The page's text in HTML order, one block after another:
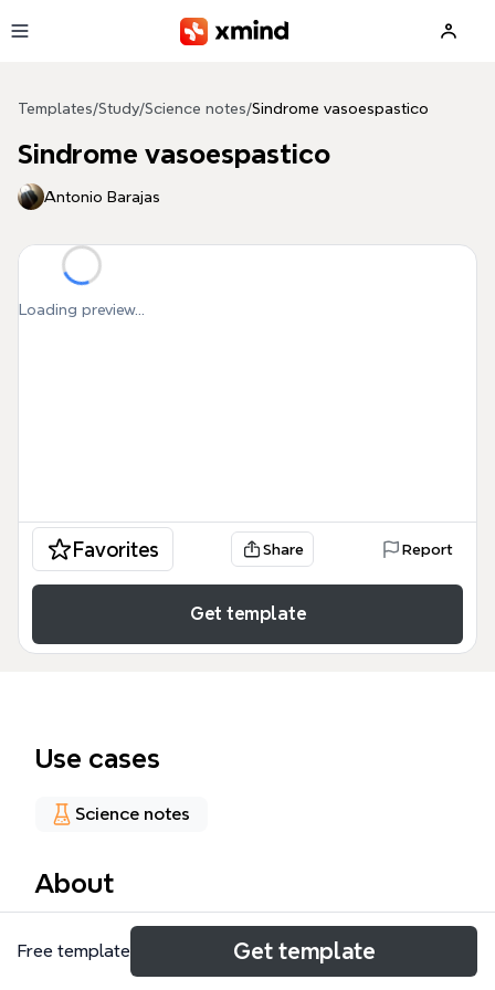
Templates/Study/Science notes/Sindrome vasoespastico
Sindrome vasoespastico
Antonio Barajas
Loading preview...
Favorites Share Report
Get template
Use cases
Science notes
About
El síndrome vasoespástico es una condición
caracterizada por vasoconstricción excesiva que
Free template Get template